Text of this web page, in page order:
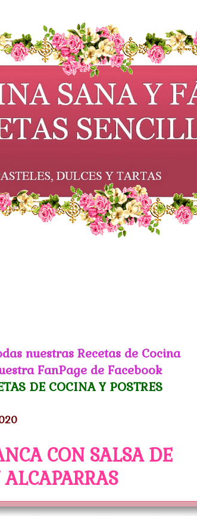
nuestras Recetas de Cocina
FanPage de Facebook
DE COCINA Y POSTRES
CON SALSA DE